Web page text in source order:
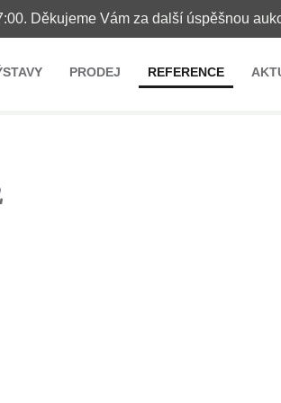
Děkujeme Vám za další úspěšnou
PRODEJ REFERENCE